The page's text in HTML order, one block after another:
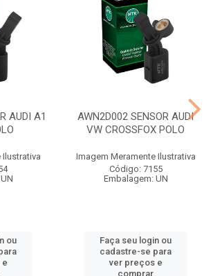
AUDI A1
Ilustrativa
ou
e
AWN2D002 SENSOR AUDI
VW CROSSFOX POLO
Imagem Meramente Ilustrativa
Código: 7155
Embalagem: UN
Faça seu login ou
cadastre-se para
ver preços e
comprar